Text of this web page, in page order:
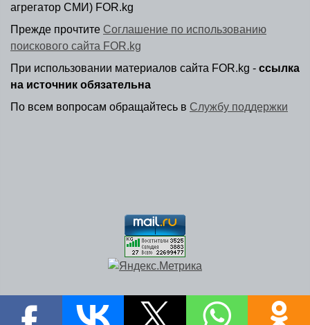
агрегатор СМИ) FOR.kg
Прежде прочтите Соглашение по использованию
поискового сайта FOR.kg
При использовании материалов сайта FOR.kg - ссылка
на источник обязательна
По всем вопросам обращайтесь в Службу поддержки